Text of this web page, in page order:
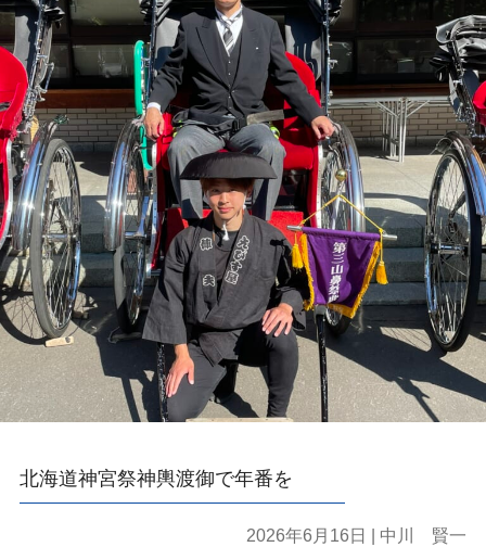
北海道神宮祭神輿渡御で年番を
2026年6月16日 | 中川 賢一